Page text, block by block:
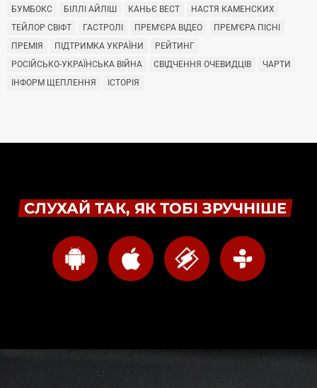
БУМБОКС
БІЛЛІ АЙЛІШ КАНЬЄ ВЕСТ
НАСТЯ КАМЕНСКИХ
ТЕЙЛОР СВІФТ
ГАСТРОЛІ ПРЕМ'ЄРА ВІДЕО
ПРЕМ'ЄРА ПІСНІ
ПРЕМІЯ
ПІДТРИМКА УКРАЇНИ
РЕЙТИНГ
РОСІЙСЬКО-УКРАЇНСЬКА ВІЙНА
СВІДЧЕННЯ ОЧЕВИДЦІВ
ЧАРТИ
ІНФОРМ ЩЕПЛЕННЯ
ІСТОРІЯ
СЛУХАЙ ТАК, ЯК ТОБІ ЗРУЧНІШЕ